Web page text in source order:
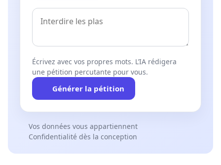
Écrivez avec vos propres mots. L’IA rédigera
une pétition percutante pour vous.
Générer la pétition
Vos données vous appartiennent
Confidentialité dès la conception